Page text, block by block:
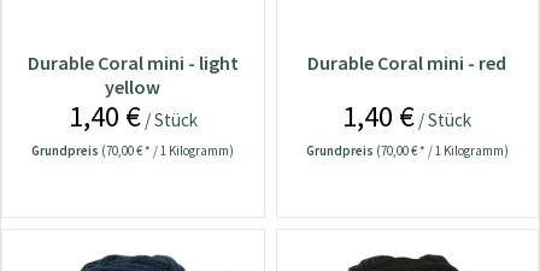
Durable Coral mini - light
yellow
1,40 €/ Stück
Grundpreis (70,00 € * / 1 Kilogramm)
Durable Coral mini - red
1,40 € / Stück
Grundpreis (70,00 € * / 1 Kilogramm)